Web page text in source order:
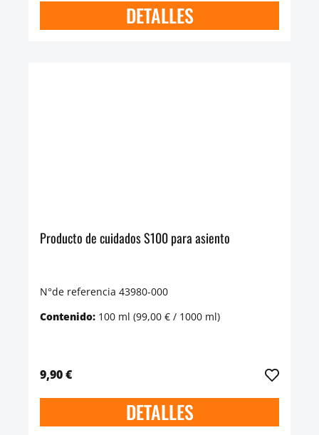
DETALLES
Producto de cuidados S100 para asiento
N°de referencia 43980-000
Contenido: 100 ml (99,00 € / 1000 ml)
9,90 €
DETALLES